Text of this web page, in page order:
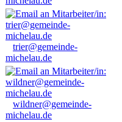
trier@gemeinde-
michelau.de
wildner@gemeinde-
michelau.de